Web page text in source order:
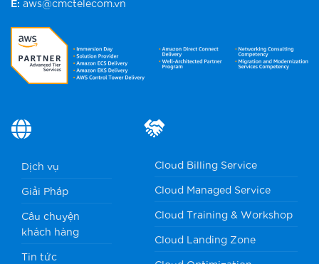
aws@cmctelecom.vn
Dịch vụ
Giải Pháp
Câu chuyện
khách hàng
Tin tức
Cloud Billing Service
Cloud Managed Service
Cloud Training & Workshop
Cloud Landing Zone